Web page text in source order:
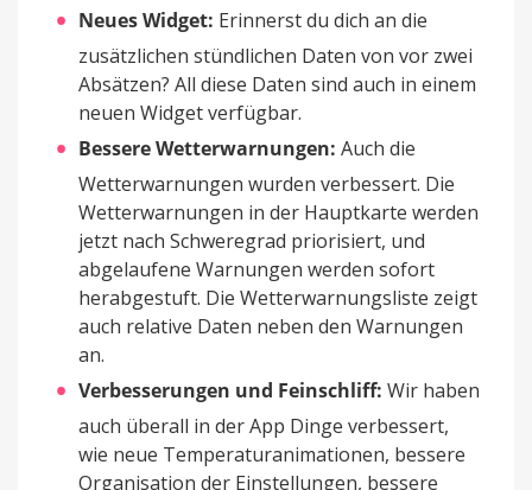
Neues Widget: Erinnerst du dich an die
zusätzlichen stündlichen Daten von vor zwei
Absätzen? All diese Daten sind auch in einem
neuen Widget verfügbar.
Bessere Wetterwarnungen: Auch die
Wetterwarnungen wurden verbessert. Die
Wetterwarnungen in der Hauptkarte werden
jetzt nach Schweregrad priorisiert, und
abgelaufene Warnungen werden sofort
herabgestuft. Die Wetterwarnungsliste zeigt
auch relative Daten neben den Warnungen
an.
Verbesserungen und Feinschliff: Wir haben
auch überall in der App Dinge verbessert,
wie neue Temperaturanimationen, bessere
Organisation der Einstellungen, bessere